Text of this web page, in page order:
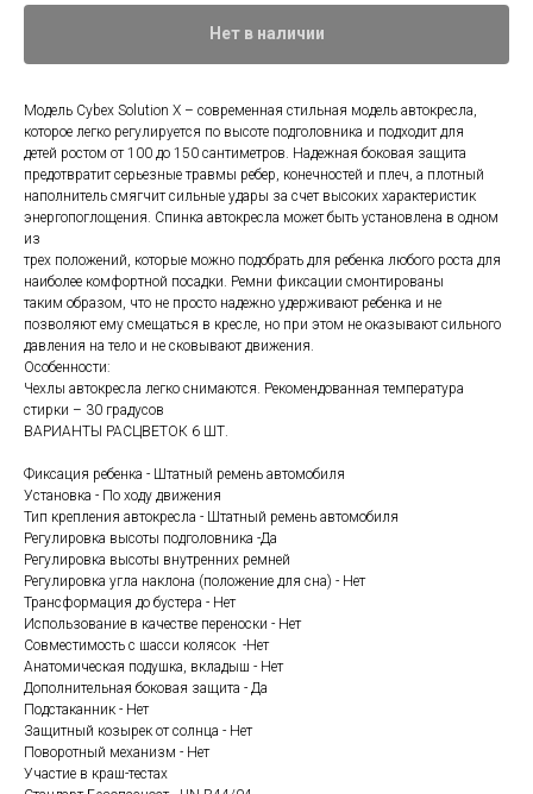
Нет в наличии
Модель Cybex Solution X – современная стильная модель автокресла,
которое легко регулируется по высоте подголовника и подходит для
детей ростом от 100 до 150 сантиметров. Надежная боковая защита
предотвратит серьезные травмы ребер, конечностей и плеч, а плотный
наполнитель смягчит сильные удары за счет высоких характеристик
энергопоглощения. Спинка автокресла может быть установлена в одном
из
трех положений, которые можно подобрать для ребенка любого роста для
наиболее комфортной посадки. Ремни фиксации смонтированы
таким образом, что не просто надежно удерживают ребенка и не
позволяют ему смещаться в кресле, но при этом не оказывают сильного
давления на тело и не сковывают движения.
Особенности:
Чехлы автокресла легко снимаются. Рекомендованная температура
стирки – 30 градусов
ВАРИАНТЫ РАСЦВЕТОК 6 ШТ.
Фиксация ребенка - Штатный ремень автомобиля
Установка - По ходу движения
Тип крепления автокресла - Штатный ремень автомобиля
Регулировка высоты подголовника -Да
Регулировка высоты внутренних ремней
Регулировка угла наклона (положение для сна) - Нет
Трансформация до бустера - Нет
Использование в качестве переноски - Нет
Совместимость с шасси колясок -Нет
Анатомическая подушка, вкладыш - Нет
Дополнительная боковая защита - Да
Подстаканник - Нет
Защитный козырек от солнца - Нет
Поворотный механизм - Нет
Участие в краш-тестах